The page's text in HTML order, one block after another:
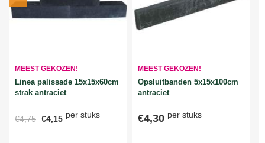
MEEST GEKOZEN!
Linea palissade 15x15x60cm
strak antraciet
€4,75 €4,15 per stuks
MEEST GEKOZEN!
Opsluitbanden 5x15x100cm
antraciet
€4,30 per stuks